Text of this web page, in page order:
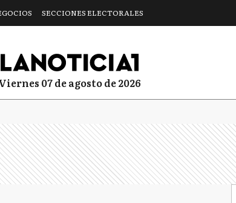
SECCIONES ELECTORALES
viernes 07 de agosto de 2026